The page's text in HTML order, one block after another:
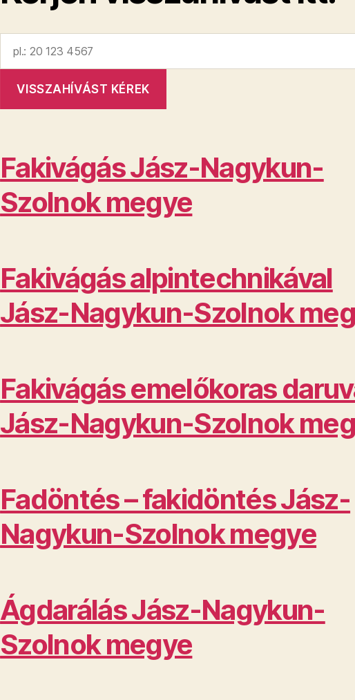
Fakivágás Jász-Nagykun-
Szolnok megye
Fakivágás alpintechnikával
Jász-Nagykun-Szolnok
Fakivágás emelőkoras
Jász-Nagykun-Szolnok
Fadöntés – fakidöntés Jász-
Nagykun-Szolnok megye
Ágdarálás Jász-Nagykun-
Szolnok megye